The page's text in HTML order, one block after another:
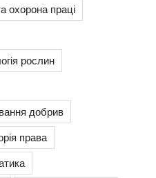
охорона праці
рослин
добрив
права